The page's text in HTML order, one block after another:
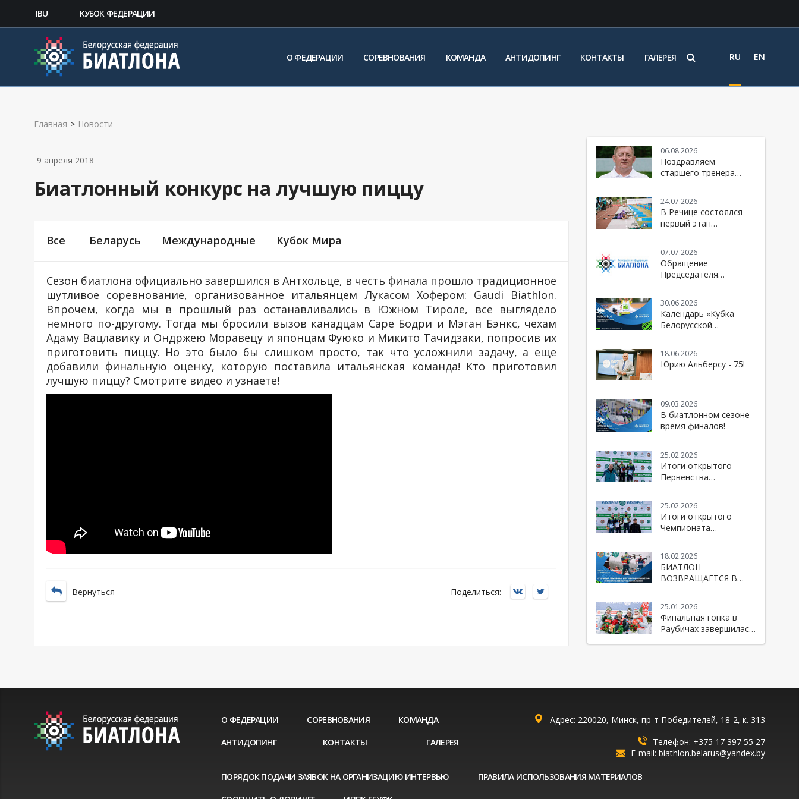
IBU КУБОК ФЕДЕРАЦИИ
О ФЕДЕРАЦИИ СОРЕВНОВАНИЯ КОМАНДА АНТИДОПИНГ КОНТАКТЫ ГАЛЕРЕЯ RU EN
Главная > Новости
Биатлонный конкурс на лучшую пиццу
Все Беларусь Международные Кубок Мира
9 апреля 2018
Сезон биатлона официально завершился в Антхольце, в честь финала прошло традиционное
шутливое соревнование, организованное итальянцем Лукасом Хофером: Gaudi Biathlon.
Впрочем, когда мы в прошлый раз останавливались в Южном Тироле, все выглядело
немного по-другому. Тогда мы бросили вызов канадцам Саре Бодри и Мэган Бэнкс, чехам
Адаму Вацлавику и Ондржею Моравецу и японцам Фуюко и Микито Тачидзаки, попросив их
приготовить пиццу. Но это было бы слишком просто, так что усложнили задачу, а еще
добавили финальную оценку, которую поставила итальянская команда! Кто приготовил
лучшую пиццу? Смотрите видео и узнаете!
Вернуться Поделиться:
06.08.2026
Поздравляем
старшего тренера
Беларусь по биатлону
- Юрия Михайловича
Каминского
24.07.2026
В Речице состоялся
первый этап
07.07.2026
Обращение
Председателя
болельщикам и
спортивной
общественности
30.06.2026
Календарь «Кубка
Белорусской
18.06.2026
Юрию Альберсу - 75!
09.03.2026
В биатлонном сезоне
время финалов!
25.02.2026
Итоги открытого
Первенства
25.02.2026
Итоги открытого
Чемпионата
18.02.2026
БИАТЛОН
ВОЗВРАЩАЕТСЯ В
25.01.2026
Финальная гонка в
Раубичах завершилась
О ФЕДЕРАЦИИ СОРЕВНОВАНИЯ
КОМАНДА
АНТИДОПИНГ
КОНТАКТЫ ГАЛЕРЕЯ
Адрес: 220020, Минск, пр-т Победителей, 18-2, к. 313
Телефон: +375 17 397 55 27
E-mail: biathlon.belarus@yandex.by
ПОРЯДОК ПОДАЧИ ЗАЯВОК НА ОРГАНИЗАЦИЮ ИНТЕРВЬЮ
ПРАВИЛА ИСПОЛЬЗОВАНИЯ МАТЕРИАЛОВ